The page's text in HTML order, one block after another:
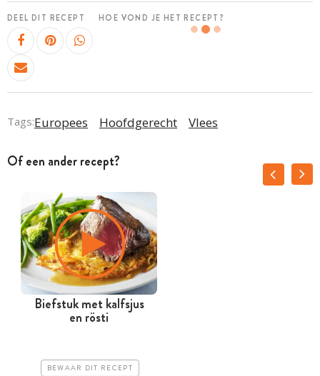
DEEL DIT RECEPT HOE VOND JE HET RECEPT?
Tags:Europees Hoofdgerecht Vlees
Of een ander recept?
Biefstuk met kalfsjus
en rösti
BEWAAR DIT RECEPT